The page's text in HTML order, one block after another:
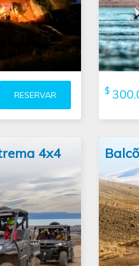
qual poderá
RESERVAR
Cruz
$
4x4
que você seja
verdadeira
um potente
Terrain